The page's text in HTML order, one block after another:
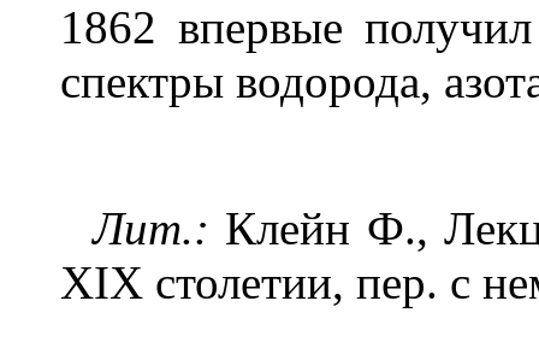
1862 впервые
спектры водорода,
Лит.: Клейн Ф.,
XIX столетии, пер. с